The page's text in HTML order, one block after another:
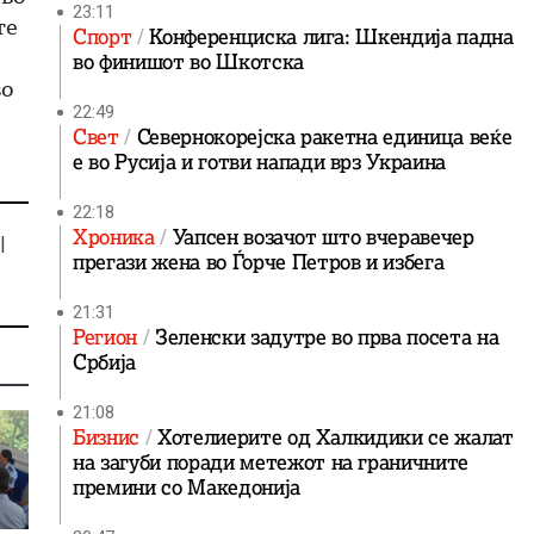
23:11
Спорт
Конференциска лига: Шкендија падна
во финишот во Шкотска
22:49
Свет Севернокорејска ракетна единица веќе
е во Русија и готви напади врз Украина
22:18
Хроника Уапсен возачот што вчеравечер
прегази жена во Ѓорче Петров и избега
21:31
Регион
Зеленски задутре во прва посета на
Србија
21:08
Бизнис
Хотелиерите од Халкидики се жалат
на загуби поради метежот на граничните
премини со Македонија